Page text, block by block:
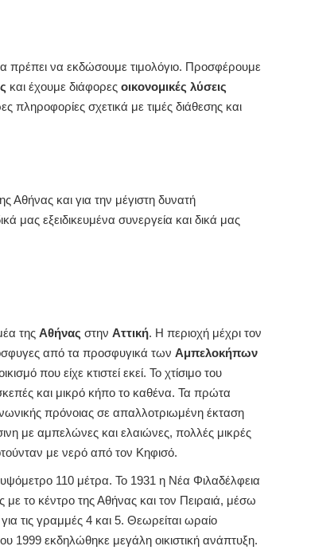
πρέπει να εκδώσουμε τιμολόγιο. Προσφέρουμε
και έχουμε διάφορες οικονομικές λύσεις
πληροφορίες σχετικά με τιμές διάθεσης και
Αθήνας και για την μέγιστη δυνατή
μας εξειδικευμένα συνεργεία και δικά μας
της Αθήνας στην Αττική. Η περιοχή μέχρι τον
από τα προσφυγικά των Αμπελοκήπων
που είχε κτιστεί εκεί. Το χτίσιμο του
και μικρό κήπο το καθένα. Τα πρώτα
πρόνοιας σε απαλλοτριωμένη έκταση
με αμπελώνες και ελαιώνες, πολλές μικρές
με νερό από τον Κηφισό.
110 μέτρα. Το 1931 η Νέα Φιλαδέλφεια
το κέντρο της Αθήνας και τον Πειραιά, μέσω
τις γραμμές 4 και 5. Θεωρείται ωραίο
1999 εκδηλώθηκε μεγάλη οικιστική ανάπτυξη.